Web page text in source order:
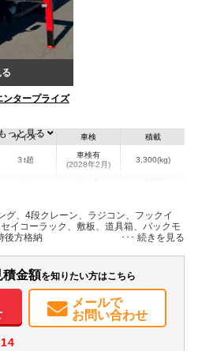
タープライズ
サイズ
３t超
車検
車検有
(2028年2月)
積載
3,300(kg)
W:2,220
H:2,760
ドウ ABS エアバッグ
集中ドアロック
（一部含む）
もっと見る
グ、4段クレーン、ラジコン、フックイ
イコーラック、敷板、道具箱、バックモ
後方格納
積金額を知りたい方はこちら
メールで
お問い合わせ